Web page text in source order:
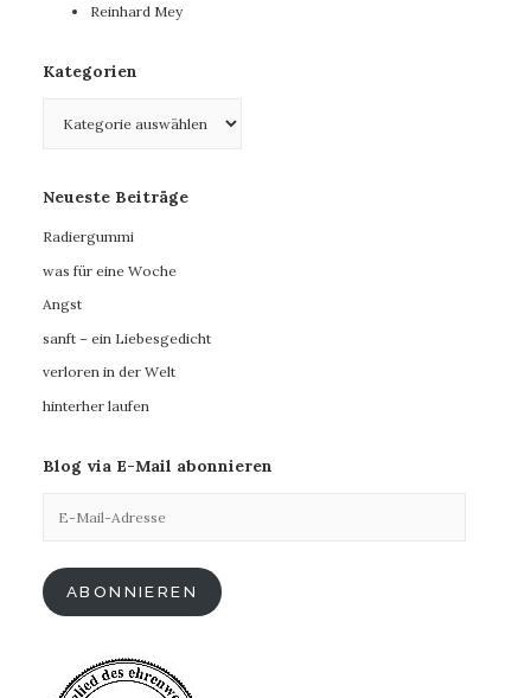
Reinhard Mey
Kategorien
Neueste Beiträge
Radiergummi
was für eine Woche
Angst
sanft – ein Liebesgedicht
verloren in der Welt
hinterher laufen
Blog via E-Mail abonnieren
Mail-
ABONNIEREN